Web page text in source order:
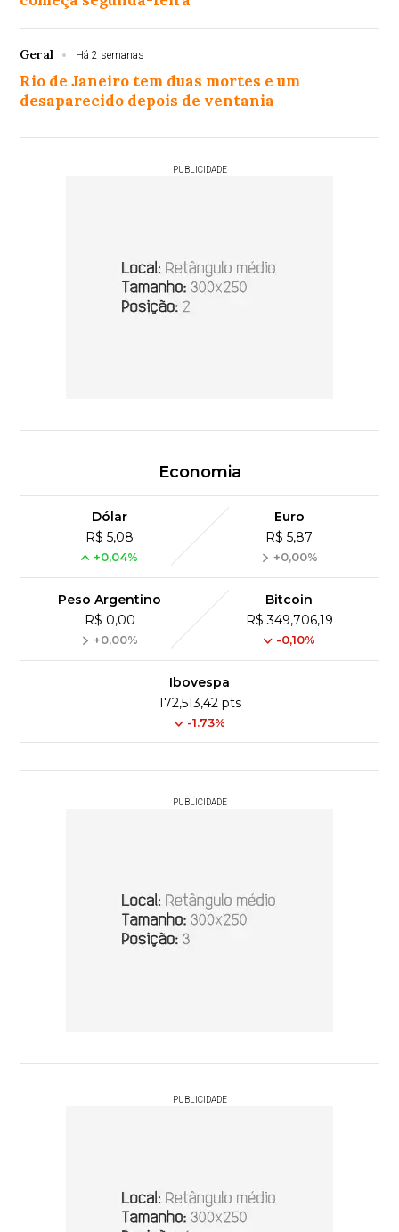
Geral Há 2 semanas
Rio de Janeiro tem duas mortes e um
desaparecido depois de ventania
PUBLICIDADE
Economia
Dólar
R$ 5,08
+0,04%
Euro
R$ 5,87
+0,00%
Peso Argentino
R$ 0,00
+0,00%
Bitcoin
R$ 349,706,19
-0,10%
Ibovespa
172,513,42 pts
-1.73%
PUBLICIDADE
PUBLICIDADE